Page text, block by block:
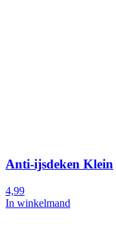
Anti-ijsdeken Klein
4,99
In winkelmand